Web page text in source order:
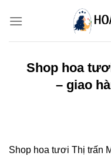
Shop hoa
– giao
Shop hoa tươi Thị trấn